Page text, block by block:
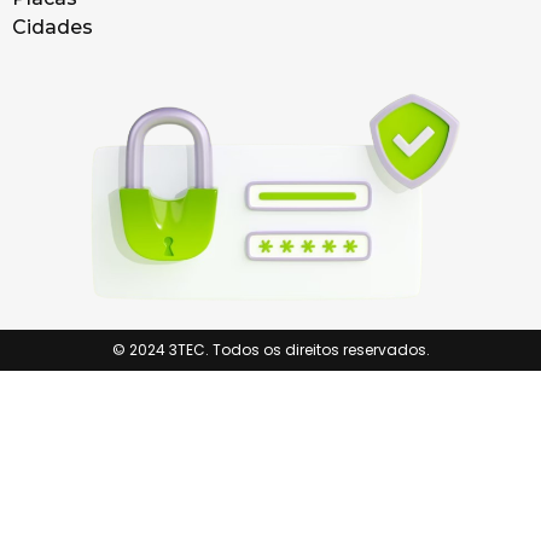
Cidades
© 2024 3TEC. Todos os direitos reservados.